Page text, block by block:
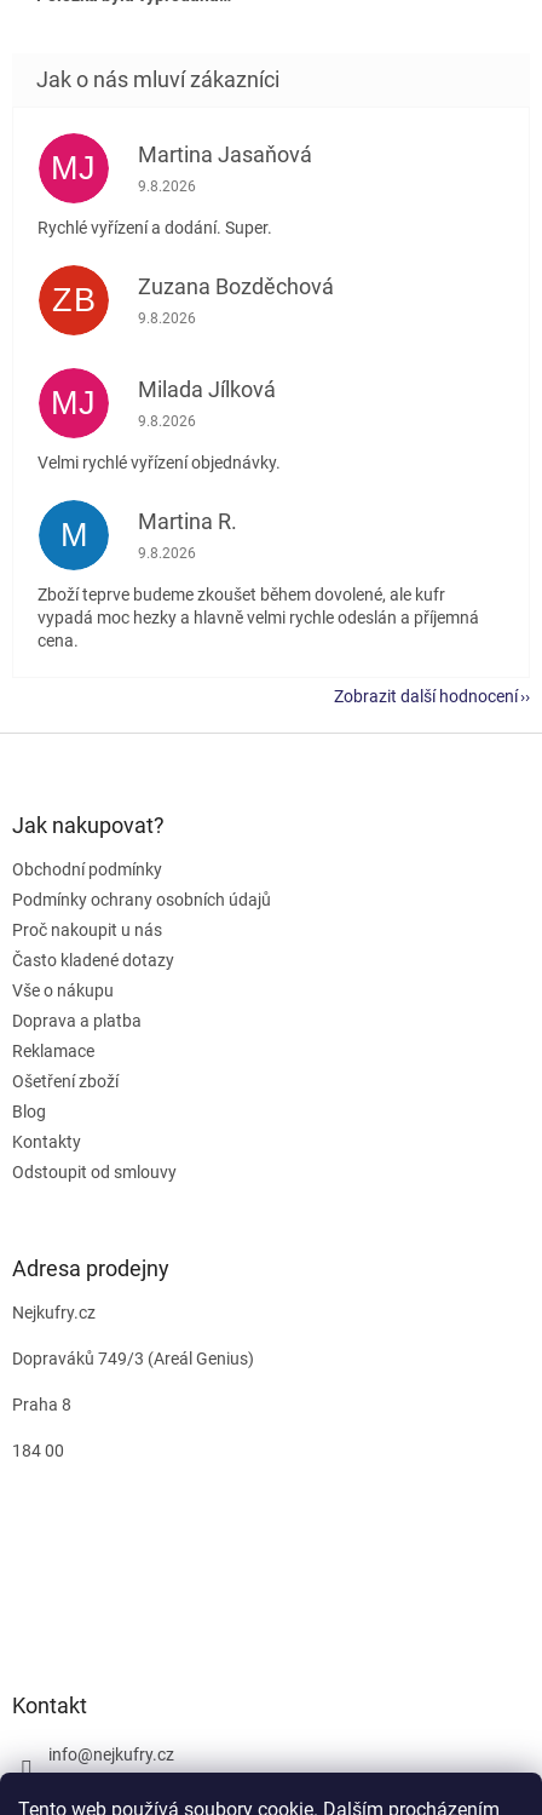
Tento web používá soubory cookie. Dalším procházením
MJ Martina Jasaňová
Hodnocení obchodu je 5 z 5 hvězdiček.
9.8.2026
Rychlé vyřízení a dodání. Super.
ZB Zuzana Bozděchová
Hodnocení obchodu je 5 z 5 hvězdiček.
9.8.2026
MJ Milada Jílková
Hodnocení obchodu je 5 z 5 hvězdiček.
9.8.2026
Velmi rychlé vyřízení objednávky.
M Martina R.
Hodnocení obchodu je 5 z 5 hvězdiček.
9.8.2026
Zboží teprve budeme zkoušet během dovolené, ale kufr
vypadá moc hezky a hlavně velmi rychle odeslán a příjemná
cena.
Zobrazit další hodnocení
Jak nakupovat?
Obchodní podmínky
Podmínky ochrany osobních údajů
Proč nakoupit u nás
Často kladené dotazy
Vše o nákupu
Doprava a platba
Reklamace
Ošetření zboží
Blog
Kontakty
Odstoupit od smlouvy
Adresa prodejny
Nejkufry.cz
Dopraváků 749/3 (Areál Genius)
Praha 8
184 00
Kontakt
info@nejkufry.cz